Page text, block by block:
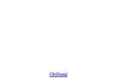
Oblíbené